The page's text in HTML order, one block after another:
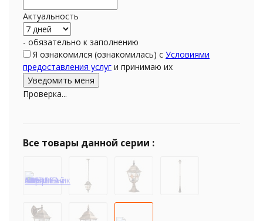
Актуальность
- обязательно к заполнению
Я ознакомился (ознакомилась) с Условиями
предоставления услуг и принимаю их
Проверка...
Все товары данной серии :